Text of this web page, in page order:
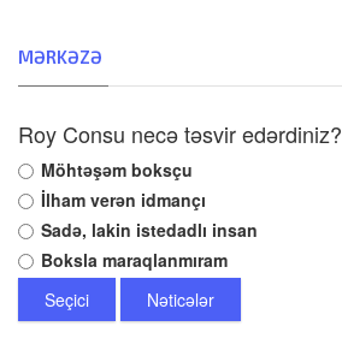
MƏRKƏZƏ
Roy Consu necə təsvir edərdiniz?
Möhtəşəm boksçu
İlham verən idmançı
Sadə, lakin istedadlı insan
Boksla maraqlanmıram
Seçici
Nəticələr